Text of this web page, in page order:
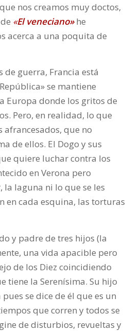
nos creamos muy doctos,
«El veneciano»he
acerca a una poquita de
de guerra, Francia está
se mantiene
Europa donde los gritos de
Pero, en realidad, lo que
afrancesados, que no
de ellos. El Dogo y sus
quiere luchar contra los
en Verona pero
la laguna ni lo que se les
en cada esquina, las torturas
y padre de tres hijos (la
una vida apacible pero
de los Diez coincidiendo
tiene la Serenísima. Su hijo
se dice de él que es un
que corren y todos se
de disturbios, revueltas y